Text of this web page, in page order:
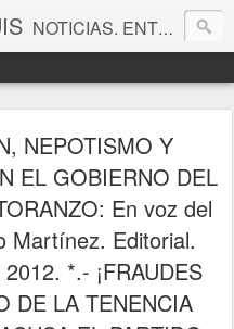
NOTICIAS. ENTRETENIMIENTO. EDITORIALES. CANAL DE VÍDEOS. GALERÍA DE FOTOGRAFÍAS.
NEPOTISMO Y
EL GOBIERNO DEL
En voz del
Martínez. Editorial.
*.- ¡FRAUDES
DE LA TENENCIA